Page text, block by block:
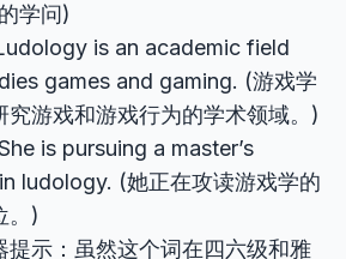
学问)
is an academic field
games and gaming. (游戏学
究游戏和游戏行为的学术领域。)
is pursuing a master’s
ludology. (她正在攻读游戏学的
。)
提示：虽然这个词在四六级和雅